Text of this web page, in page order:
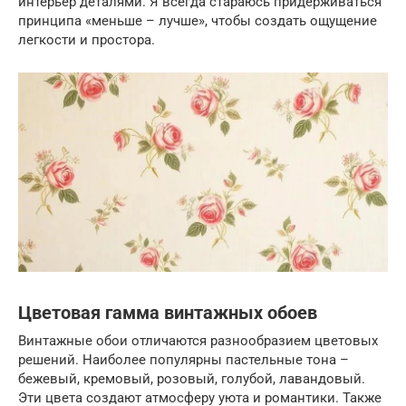
принципа «меньше – лучше», чтобы создать ощущение
легкости и простора.
Цветовая гамма винтажных обоев
Винтажные обои отличаются разнообразием цветовых
решений. Наиболее популярны пастельные тона –
бежевый, кремовый, розовый, голубой, лавандовый.
Эти цвета создают атмосферу уюта и романтики. Также